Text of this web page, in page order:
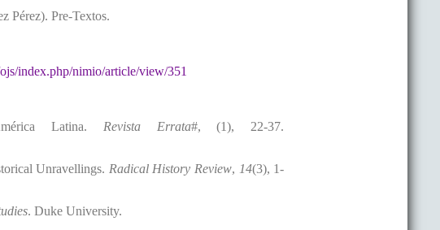
Pérez). Pre-Textos.
index.php/nimio/article/view/351
Latina. Revista Errata#, (1), 22-37.
Unravellings. Radical History Review, 14(3), 1-
. Duke University.